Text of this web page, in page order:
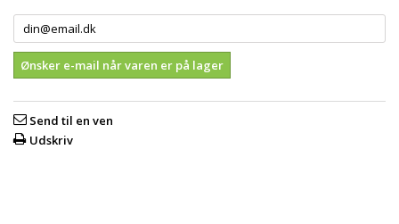
Ønsker e-mail når varen er på lager
Send til en ven
Udskriv